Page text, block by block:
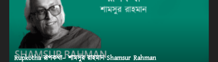
Rupkotha রূপকথা– শামসুর রাহমান Shamsur Rahman